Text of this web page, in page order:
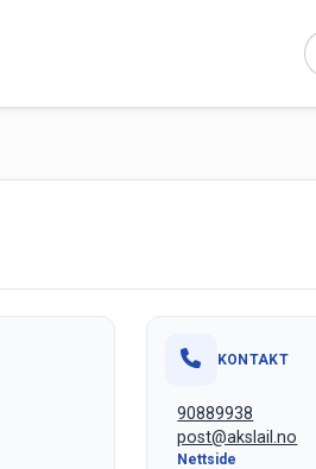
KONTAKT
90889938
post@akslail.no
Nettside